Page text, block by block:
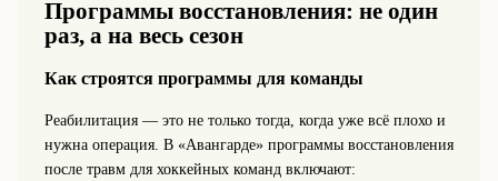
Программы восстановления: не один
раз, а на весь сезон
Как строятся программы для команды
Реабилитация — это не только тогда, когда уже всё плохо и
нужна операция. В «Авангарде» программы восстановления
после травм для хоккейных команд включают: